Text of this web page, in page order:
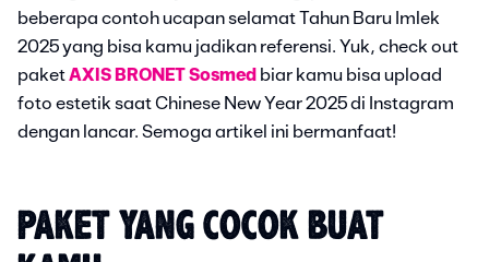
beberapa contoh ucapan selamat Tahun Baru Imlek
2025 yang bisa kamu jadikan referensi. Yuk, check out
paketAXIS BRONET Sosmed biar kamu bisa upload
foto estetik saat Chinese New Year 2025 di Instagram
dengan lancar. Semoga artikel ini bermanfaat!
PAKET YANG COCOK BUAT